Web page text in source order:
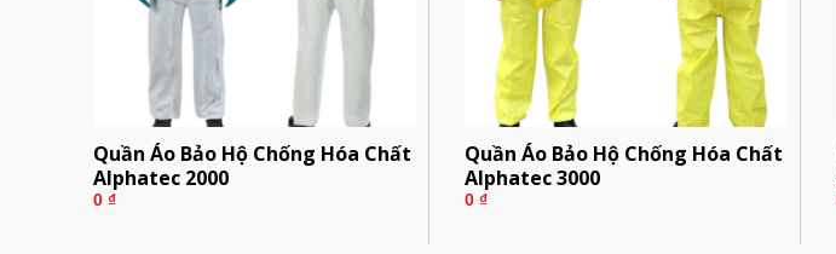
Quần Áo Bảo Hộ Chống Hóa Chất
Alphatec 2000
0 ₫
Quần Áo Bảo Hộ Chống Hóa Chất
Alphatec 3000
0₫